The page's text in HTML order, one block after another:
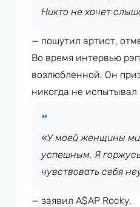
Никто не хочет
— пошутил артист,
Во время интервью
возлюбленной. Он
никогда не испытывал
«У моей женщины
успешным. Я
чувствовать себя
— заявил A$AP Rocky.